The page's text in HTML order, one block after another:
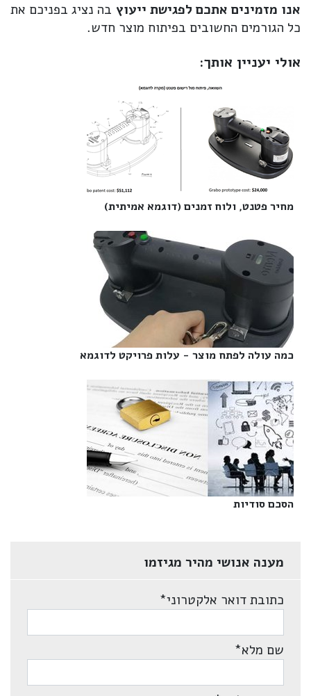
אנו מזמינים אתכם לפגישת ייעוץ בה נציג בפניכם את
כל הגורמים החשובים בפיתוח מוצר חדש.
אולי יעניין אותך:
מחיר פטנט, ולוח זמנים (דוגמא אמיתית)‎
כמה עולה לפתח מוצר - עלות פרויקט לדוגמא‎
הסכם סודיות‎
מענה אנושי מהיר מגיזמו
כתובת דואר אלקטרוני*
שם מלא*